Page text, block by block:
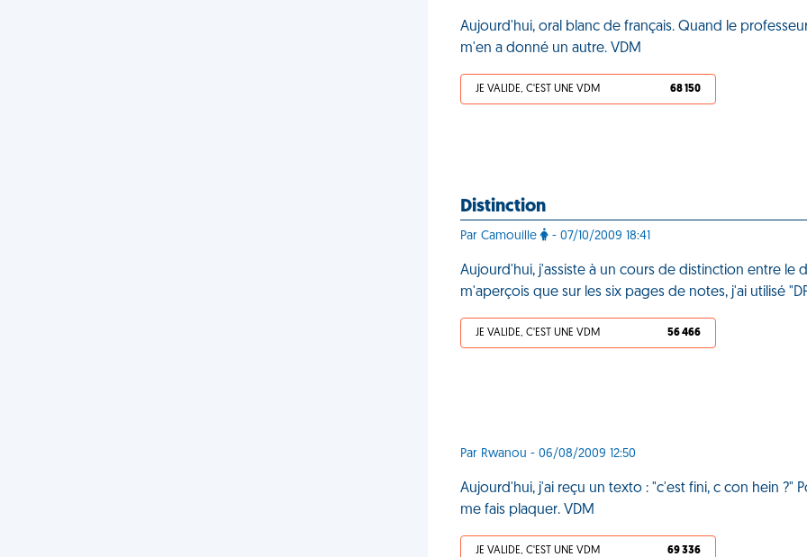
Aujourd'hui, oral blanc de français. Quand le
m'en a donné un autre. VDM
JE VALIDE, C'EST UNE VDM 68 150
Distinction
Par Camouille - 07/10/2009 18:41
Aujourd'hui, j'assiste à un cours de distinction entre le
m'aperçois que sur les six pages de notes, j'ai utilisé
JE VALIDE, C'EST UNE VDM 56 466
Par Rwanou - 06/08/2009 12:50
Aujourd'hui, j'ai reçu un texto : "c'est fini, c con hein ?"
me fais plaquer. VDM
JE VALIDE, C'EST UNE VDM 69 336